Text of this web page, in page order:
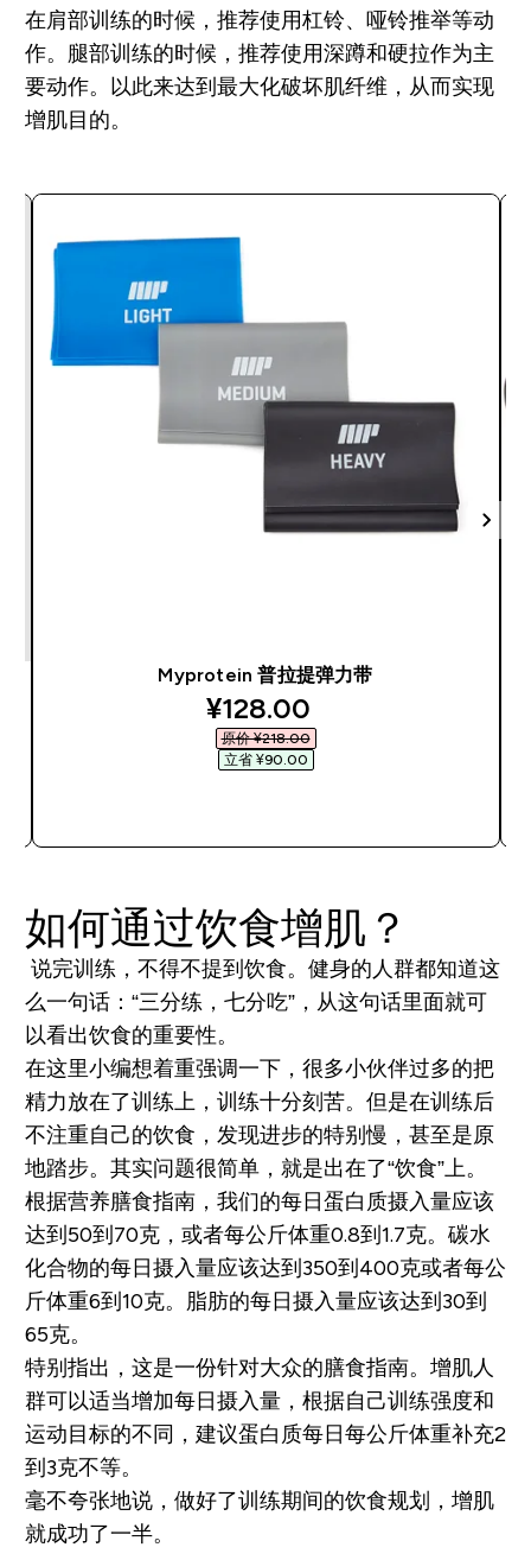
在肩部训练的时候，推荐使用杠铃、哑铃推举等动
作。腿部训练的时候，推荐使用深蹲和硬拉作为主
要动作。以此来达到最大化破坏肌纤维，从而实现
增肌目的。
Myprotein 普拉提弹力带
discounted price
¥128.00‎
原价 ¥218.00‎
立省 ¥90.00‎
如何通过饮食增肌？
说完训练，不得不提到饮食。健身的人群都知道这
么一句话：“三分练，七分吃”，从这句话里面就可
以看出饮食的重要性。
在这里小编想着重强调一下，很多小伙伴过多的把
精力放在了训练上，训练十分刻苦。但是在训练后
不注重自己的饮食，发现进步的特别慢，甚至是原
地踏步。其实问题很简单，就是出在了“饮食”上。
根据营养膳食指南，我们的每日蛋白质摄入量应该
达到50到70克，或者每公斤体重0.8到1.7克。碳水
化合物的每日摄入量应该达到350到400克或者每公
斤体重6到10克。脂肪的每日摄入量应该达到30到
65克。
特别指出，这是一份针对大众的膳食指南。增肌人
群可以适当增加每日摄入量，根据自己训练强度和
运动目标的不同，建议蛋白质每日每公斤体重补充2
到3克不等。
毫不夸张地说，做好了训练期间的饮食规划，增肌
就成功了一半。